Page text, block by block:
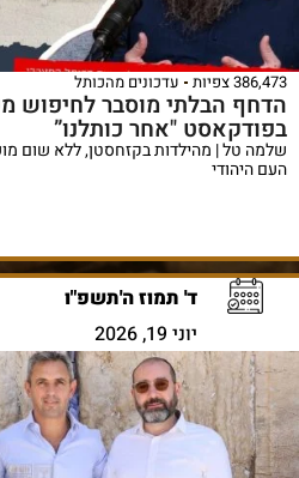
386,473 צפיות עדכונים מהכותל
בפודקאסט "אחר כותלנו”
שלמה טל | מהילדות בקזחסטן, ללא שום
העם היהודי
ד' תמוז ה'תשפ"ו
יוני 19, 2026